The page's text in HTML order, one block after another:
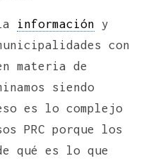
información y
con
materia de
siendo
es lo complejo
PRC porque los
qué es lo que